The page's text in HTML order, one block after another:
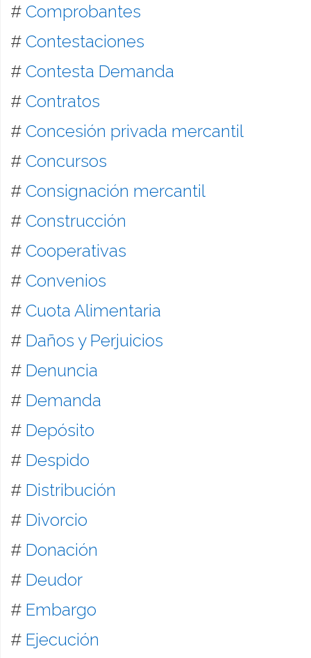
# Comprobantes
# Contestaciones
# Contesta Demanda
# Contratos
# Concesión privada mercantil
# Concursos
# Consignación mercantil
# Construcción
# Cooperativas
# Convenios
# Cuota Alimentaria
# Daños y Perjuicios
# Denuncia
# Demanda
# Depósito
# Despido
# Distribución
# Divorcio
# Donación
# Deudor
# Embargo
# Ejecución